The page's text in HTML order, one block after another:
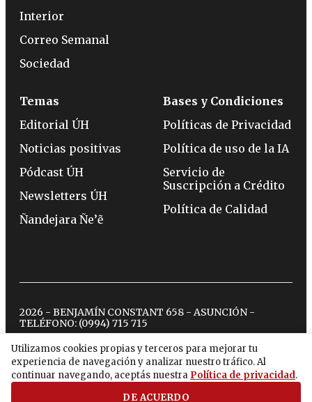
Utilizamos cookies propias y terceros para mejorar tu
experiencia de navegación y analizar nuestro tráfico. Al
continuar navegando, aceptás nuestra Política de privacidad.
DE ACUERDO
Interior
Correo Semanal
Sociedad
Temas
Editorial ÚH
Noticias positivas
Pódcast ÚH
Newsletters ÚH
Ñandejara Ñe’ẽ
Bases y Condiciones
Políticas de Privacidad
Política de uso de la IA
Servicio de
Suscripción a Crédito
Política de Calidad
2026 - BENJAMÍN CONSTANT 658 - ASUNCIÓN -
TELÉFONO: (0994) 715 715
twitterinstagram
facebook
tiktokyoutubespotify